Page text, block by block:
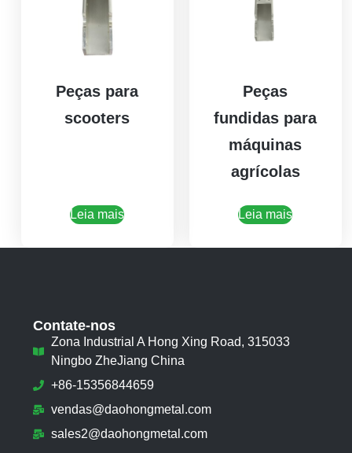
Peças para
scooters
Leia mais
Peças
fundidas para
máquinas
agrícolas
Leia mais
Contate-nos
Zona Industrial A Hong Xing Road, 315033
Ningbo ZheJiang China
+86-15356844659
vendas@daohongmetal.com
sales2@daohongmetal.com